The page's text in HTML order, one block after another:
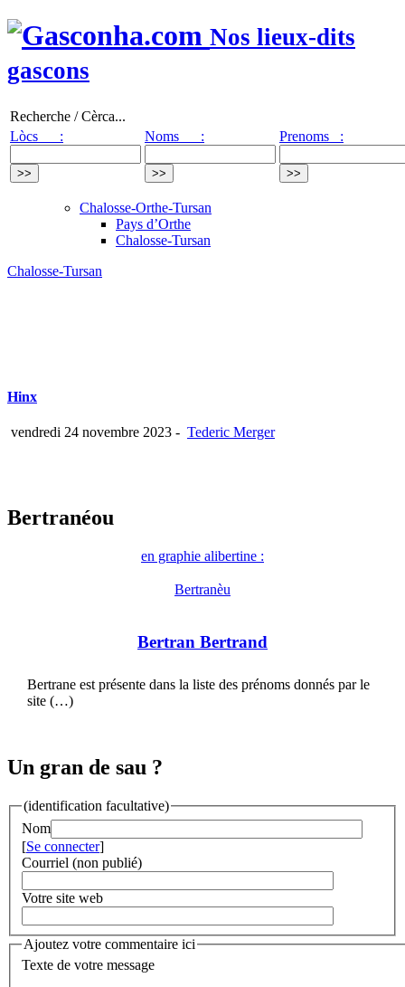
Nos lieux-dits
gascons
Recherche / Cèrca...
Lòcs :
Noms : Prenoms :
Chalosse-Orthe-Tursan
Pays d’Orthe
Chalosse-Tursan
Chalosse-Tursan
Hinx
vendredi 24 novembre 2023 - Tederic Merger
Bertranéou
en graphie alibertine :
Bertranèu
Bertran Bertrand
Bertrane est présente dans la liste des prénoms donnés par le
site (…)
Un gran de sau ?
(identification facultative)
Nom
[Se connecter]
Courriel (non publié)
Votre site web
Ajoutez votre commentaire ici
Texte de votre message